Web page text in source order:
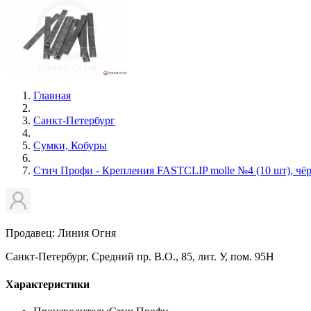
Главная
Санкт-Петербург
Сумки, Кобуры
Стич Профи - Крепления FASTCLIP molle №4 (10 шт),
Продавец: Линия Огня
Санкт-Петербург, Средний пр. В.О., 85, лит. У, пом. 95Н
Характеристики